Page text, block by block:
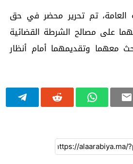
العامة، تم تحرير محضر في حق
على مصالح الشرطة القضائية
معهما وتقديمهما أمام أنظار